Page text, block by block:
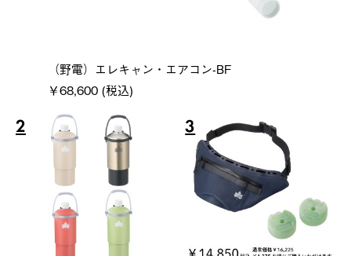
（野電）エレキャン・エアコン-BF
￥68,600 (税込)
2 3